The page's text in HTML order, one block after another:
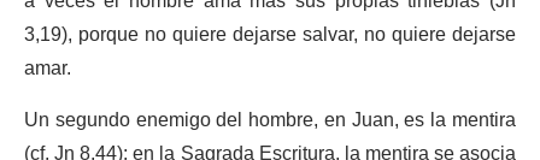
3,19), porque no quiere dejarse salvar, no quiere dejarse
amar.
Un segundo enemigo del hombre, en Juan, es la mentira